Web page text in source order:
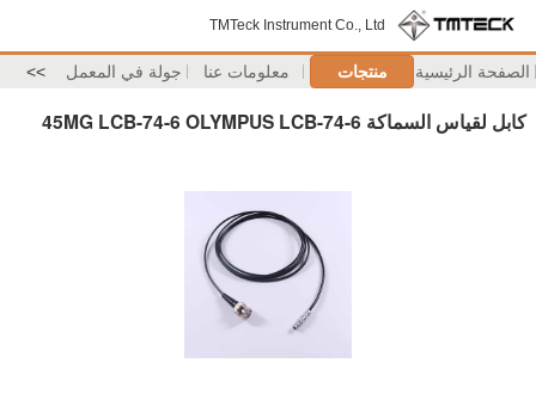
TMTeck Instrument Co., Ltd
الصفحة الرئيسية منتجات معلومات عنا جولة في المعمل >>
كابل لقياس السماكة 45MG LCB-74-6 OLYMPUS LCB-74-6